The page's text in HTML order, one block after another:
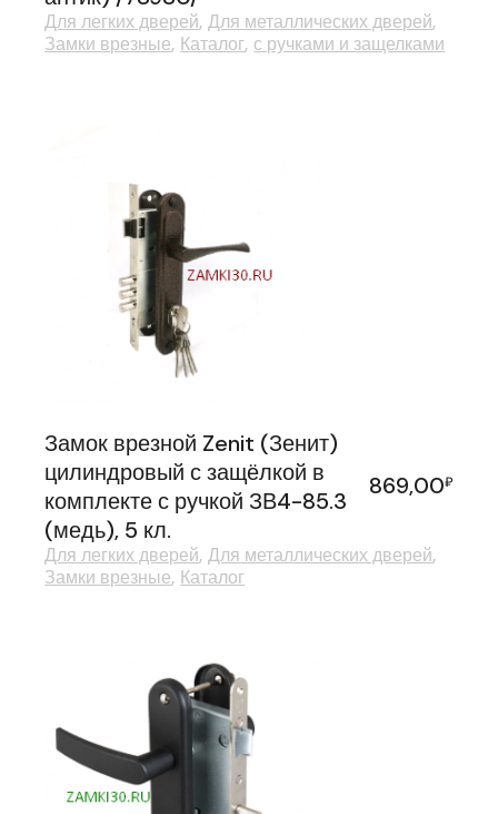
Для легких дверей Для металлических дверей
Замки врезные Каталог с ручками и защелками
Замок врезной Zenit (Зенит)
цилиндровый с защёлкой в
комплекте с ручкой ЗВ4-85.3
(медь), 5 кл.
869,00₽
Для легких дверей Для металлических дверей
Замки врезные Каталог